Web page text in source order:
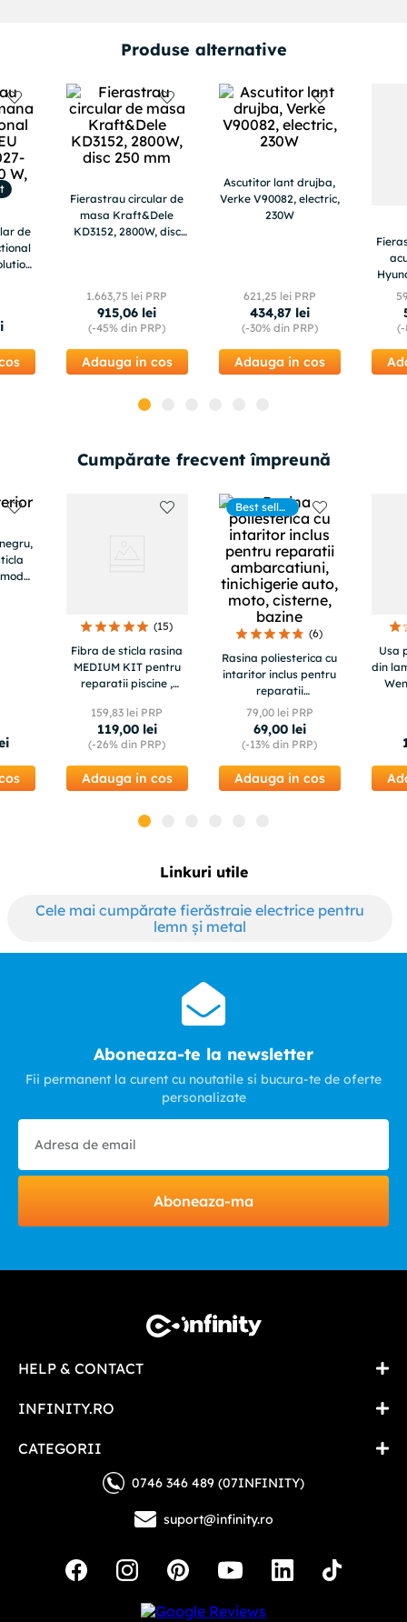
Produse alternative
de
Fierastrau circular de
masa Kraft&Dele
KD3152, 2800W, disc
1.663,75 lei PRP
915,06 lei
(-45% din PRP)
Adauga in cos
Ascutitor lant drujba,
Verke V90082, electric,
230W
621,25 lei PRP
434,87 lei
(-30%din PRP)
Adauga in cos
(-
Cumpărate frecvent împreună
(15)
Fibra de sticla rasina
MEDIUM KIT pentru
reparatii piscine ,
auto
159,83 lei PRP
119,00 lei
(-26% din PRP)
Adauga in cos
Best seller
s
(6)
Rasina poliesterica cu
intaritor inclus pentru
reparatii
ambarcatiuni,
tinichigerie auto, moto,
cisterne, bazine
79,00lei PRP
69,00 lei
(-13% din PRP)
Adauga in cos
Usa
din
Linkuri utile
Cele mai cumpărate fierăstraie electrice pentru
lemn și metal
Aboneaza-te la newsletter
Fii permanent la curent cu noutatile si bucura-te de oferte
personalizate
Aboneaza-ma
HELP & CONTACT
INFINITY.RO
CATEGORII
0746 346 489 (07INFINITY)
suport@infinity.ro